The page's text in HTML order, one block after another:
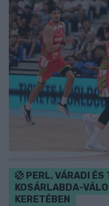
PERL, VÁRADI ÉS
KOSÁRLABDA-
KERETÉBEN